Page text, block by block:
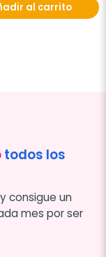
al carrito
todos los
consigue un
mes por ser